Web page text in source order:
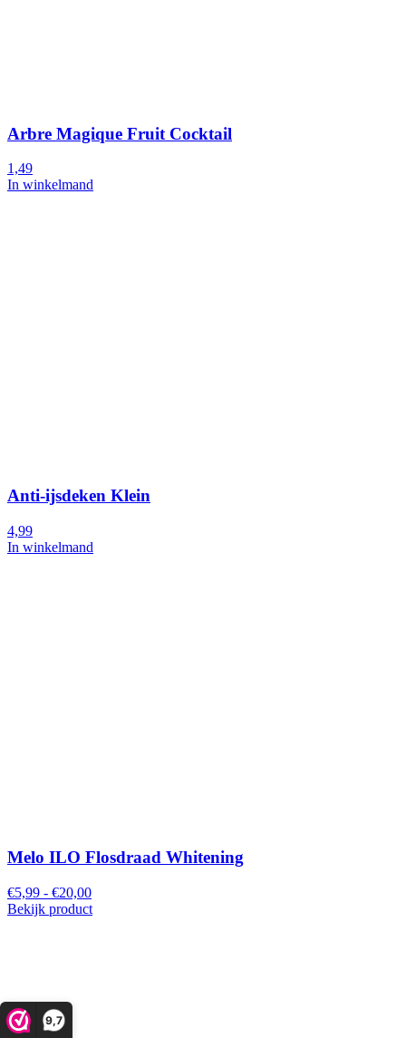
9,7
Arbre Magique Fruit Cocktail
1,49
In winkelmand
Anti-ijsdeken Klein
4,99
In winkelmand
Melo ILO Flosdraad Whitening
€5,99 - €20,00
Bekijk product